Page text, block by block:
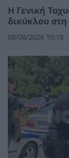
Η Γενική
δικύκλου
08/08/2026 10:18